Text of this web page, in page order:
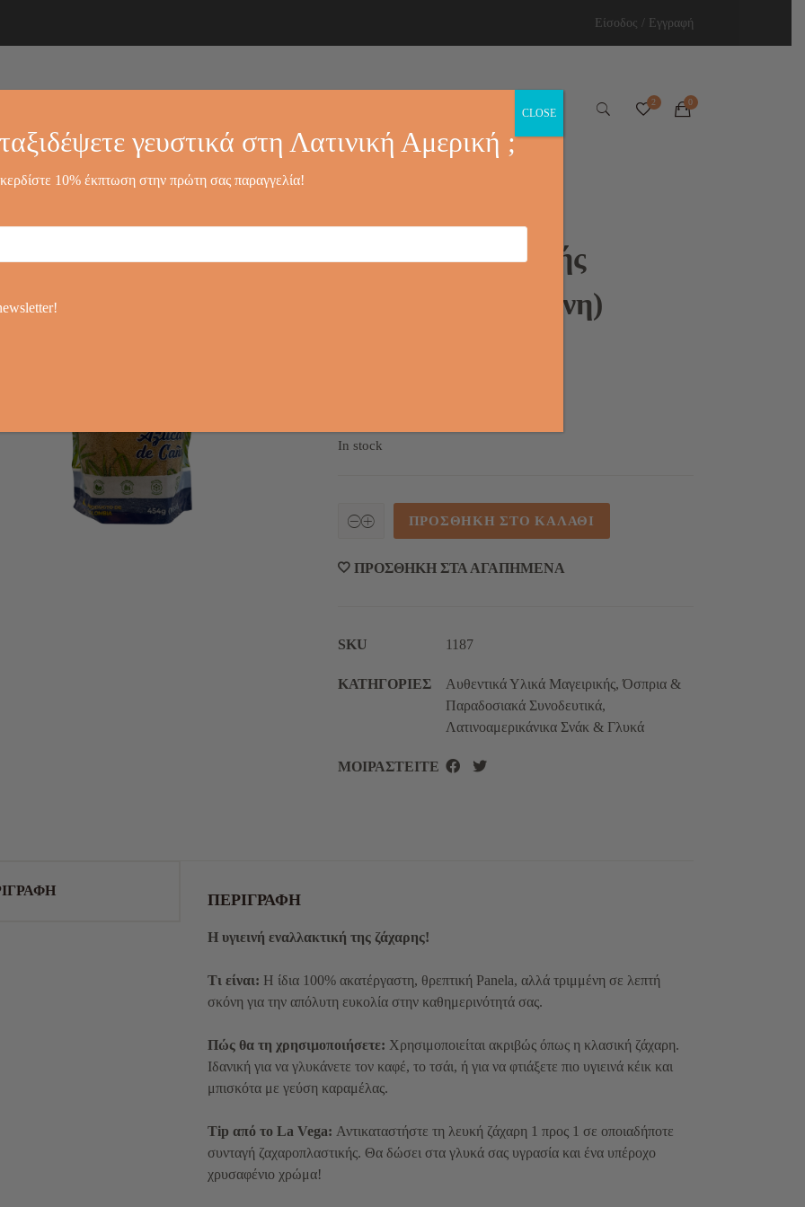
Είσοδος / Εγγραφή
Μελάσα Καστανής
Ζάχαρης (Σε Σκόνη)
In stock
Μελάσα
Καστανής
(Σε
ΠΡΟΣΘΉΚΗ ΣΤΟ ΚΑΛΆΘΙ
ΠΡΟΣΘΉΚΗ ΣΤΑ ΑΓΑΠΗΜΈΝΑ
SKU 1187
KΑΤΗΓΟΡΊΕΣ Αυθεντικά Υλικά Μαγειρικής,Όσπρια &
Παραδοσιακά Συνοδευτικά,
Λατινοαμερικάνικα Σνάκ & Γλυκά
ΜΟΙΡΑΣΤΕΊΤΕ
ΠΕΡΙΓΡΑΦΉ
Η υγιεινή εναλλακτική της ζάχαρης!
Τι είναι: Η ίδια 100% ακατέργαστη, θρεπτική Panela, αλλά τριμμένη σε λεπτή
σκόνη για την απόλυτη ευκολία στην καθημερινότητά σας.
Πώς θα τη χρησιμοποιήσετε: Χρησιμοποιείται ακριβώς όπως η κλασική ζάχαρη.
Ιδανική για να γλυκάνετε τον καφέ, το τσάι, ή για να φτιάξετε πιο υγιεινά κέικ και
μπισκότα με γεύση καραμέλας.
Tip από το La Vega: Αντικαταστήστε τη λευκή ζάχαρη 1 προς 1 σε οποιαδήποτε
συνταγή ζαχαροπλαστικής. Θα δώσει στα γλυκά σας υγρασία και ένα υπέροχο
χρυσαφένιο χρώμα!
γευστικά στη Λατινική Αμερική ;
10% έκπτωση στην πρώτη σας παραγγελία!
CLOSE